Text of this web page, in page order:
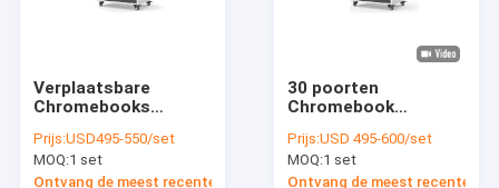
Verplaatsbare
Chromebooks
Oplaadkasten 30
Slots Oplaadmandje
Prijs:USD495-550/set
MOQ:1 set
Ontvang de meest recente Prijs
30 poorten
Chromebook
aansluitingen Direct
opladen mandje
Prijs:USD 495-600/set
MOQ:1 set
Ontvang de meest recente